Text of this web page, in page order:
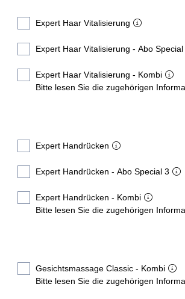
Expert Haar Vitalisierung
Expert Haar Vitalisierung - Abo Special
Expert Haar Vitalisierung - Kombi
Bitte lesen Sie die zugehörigen
Expert Handrücken
Expert Handrücken - Abo Special 3
Expert Handrücken - Kombi
Bitte lesen Sie die zugehörigen
Gesichtsmassage Classic - Kombi
Bitte lesen Sie die zugehörigen